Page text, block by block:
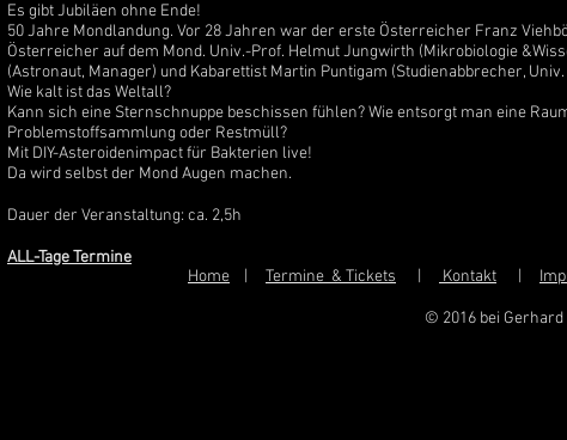
Es gibt Jubiläen ohne Ende!
50 Jahre Mondlandung. Vor 28 Jahren war der erste Österreicher Franz
Österreicher auf dem Mond. Univ.-Prof. Helmut Jungwirth (Mikrobiologie
(Astronaut, Manager) und Kabarettist Martin Puntigam (Studienabbrecher,
Wie kalt ist das Weltall?
Kann sich eine Sternschnuppe beschissen fühlen? Wie entsorgt man eine
Problemstoffsammlung oder Restmüll?
Mit DIY-Asteroidenimpact für Bakterien live!
Da wird selbst der Mond Augen machen.
Dauer der Veranstaltung: ca. 2,5h
ALL-Tage Termine
Home
Termine & Tickets Kontakt
© 2016 bei Gerhard